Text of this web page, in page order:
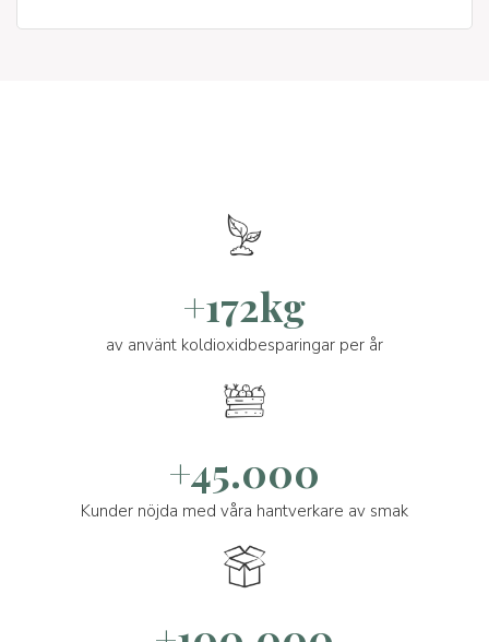
+172kg
av använt koldioxidbesparingar per år
+45.000
Kunder nöjda med våra hantverkare av smak